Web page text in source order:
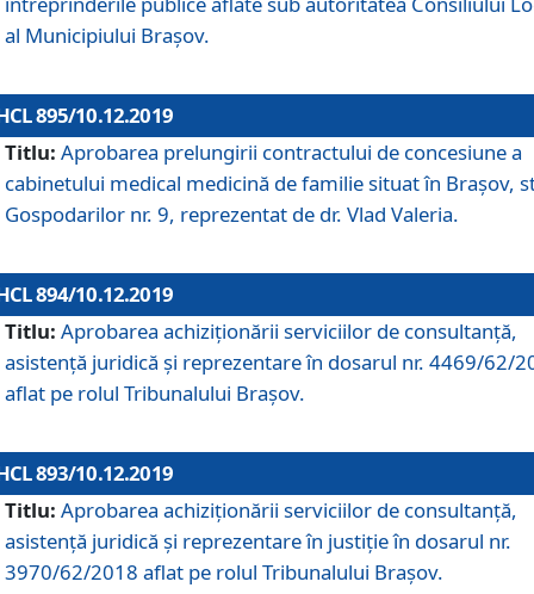
al Municipiului Brașov.
895/10.12.2019
Titlu: Aprobarea prelungirii contractului de concesiune a
cabinetului medical medicină de familie situat în Braşov,
Gospodarilor nr. 9, reprezentat de dr. Vlad Valeria.
894/10.12.2019
Titlu: Aprobarea achiziţionării serviciilor de consultanţă,
asistenţă juridică şi reprezentare în dosarul nr. 4469/62/
aflat pe rolul Tribunalului Braşov.
893/10.12.2019
Titlu: Aprobarea achiziţionării serviciilor de consultanţă,
asistenţă juridică şi reprezentare în justiţie în dosarul nr.
3970/62/2018 aflat pe rolul Tribunalului Braşov.